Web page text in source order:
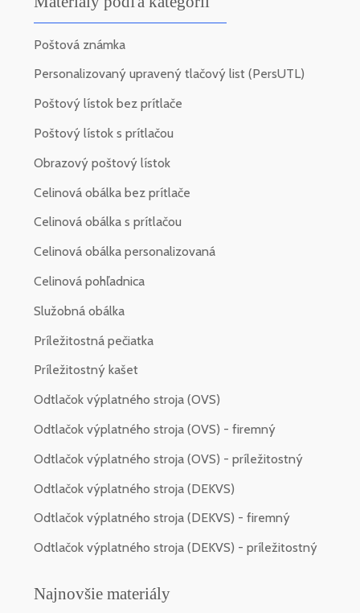
Poštová známka
Personalizovaný upravený tlačový list (PersUTL)
Poštový lístok bez prítlače
Poštový lístok s prítlačou
Obrazový poštový lístok
Celinová obálka bez prítlače
Celinová obálka s prítlačou
Celinová obálka personalizovaná
Celinová pohľadnica
Služobná obálka
Príležitostná pečiatka
Príležitostný kašet
Odtlačok výplatného stroja (OVS)
Odtlačok výplatného stroja (OVS) - firemný
Odtlačok výplatného stroja (OVS) - príležitostný
Odtlačok výplatného stroja (DEKVS)
Odtlačok výplatného stroja (DEKVS) - firemný
Odtlačok výplatného stroja (DEKVS) - príležitostný
Najnovšie materiály